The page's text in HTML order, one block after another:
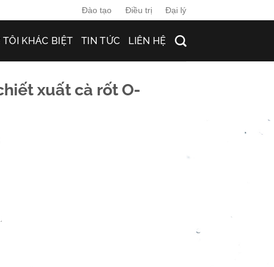
Đào tạo Điều trị Đại lý
KHÁC BIỆT TIN TỨC LIÊN HỆ
xuất cà rốt O-